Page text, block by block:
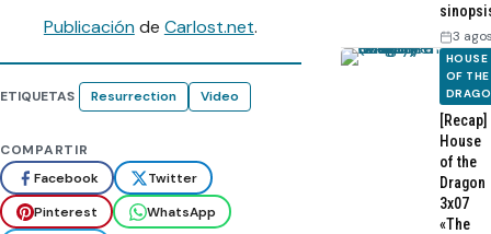
Publicaciónde Carlost.net.
ETIQUETAS Resurrection Video
COMPARTIR
Facebook
Twitter
Pinterest
WhatsApp
3
HOUSE
OF THE
[Recap]
House
of the
Dragon
3x07
«The